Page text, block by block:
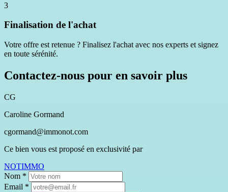
3
Finalisation de l'achat
Votre offre est retenue ? Finalisez l'achat avec nos experts et signez
en toute sérénité.
Contactez-nous pour en savoir plus
CG
Caroline Gormand
cgormand@immonot.com
Ce bien vous est proposé en exclusivité par
NOTIMMO
Nom *
Email *